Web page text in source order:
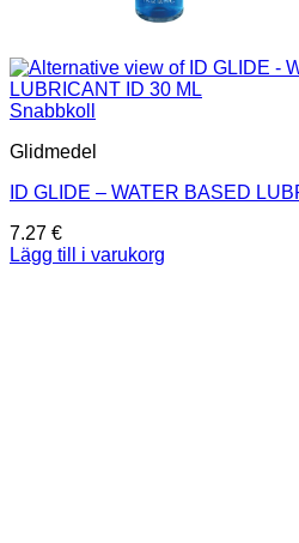
Snabbkoll
Glidmedel
ID GLIDE – WATER BASED
7.27 €
Lägg till i varukorg